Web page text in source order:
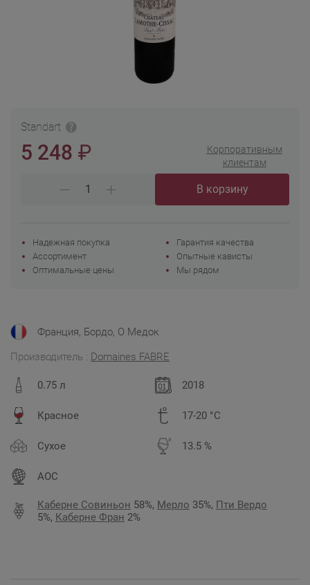
Франция, Бордо, О Медок
Производитель : Domaines FABRE
0.75 л 2018
Красное 17-20 °C
Сухое 13.5 %
AOC
Каберне Совиньон 58%, Мерло 35%, Пти Вердо
5%, Каберне Фран 2%
Standart
5 248 ₽
Корпоративным
клиентам
В корзину
Надежная покупка
Гарантия качества
Ассортимент
Опытные кависты
Оптимальные цены
Мы рядом